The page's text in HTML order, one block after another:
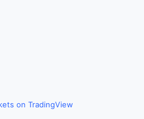
on TradingView